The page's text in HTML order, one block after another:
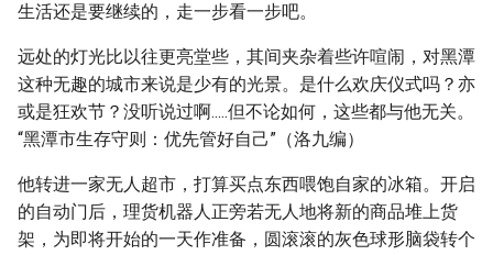
生活还是要继续的，走一步看一步吧。
远处的灯光比以往更亮堂些，其间夹杂着些许喧闹，对黑潭
这种无趣的城市来说是少有的光景。是什么欢庆仪式吗？亦
或是狂欢节？没听说过啊.....但不论如何，这些都与他无关。
“黑潭市生存守则：优先管好自己”（洛九编）
他转进一家无人超市，打算买点东西喂饱自家的冰箱。开启
的自动门后，理货机器人正旁若无人地将新的商品堆上货
架，为即将开始的一天作准备，圆滚滚的灰色球形脑袋转个